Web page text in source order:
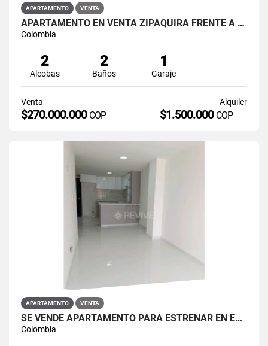
APARTAMENTO VENTA
APARTAMENTO EN VENTA ZIPAQUIRÁ FRENTE A LA UNIMINUTO
Colombia
2
Alcobas
2
Baños
1
Garaje
Venta
$270.000.000 COP
Alquiler
$1.500.000 COP
APARTAMENTO VENTA
SE VENDE APARTAMENTO PARA ESTRENAR EN EL BARRIO RESTREPO
Colombia